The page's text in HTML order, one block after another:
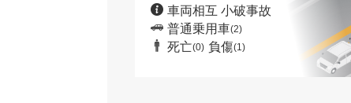
車両相互 小破事故
普通乗用車(2)
死亡(0) 負傷(1)